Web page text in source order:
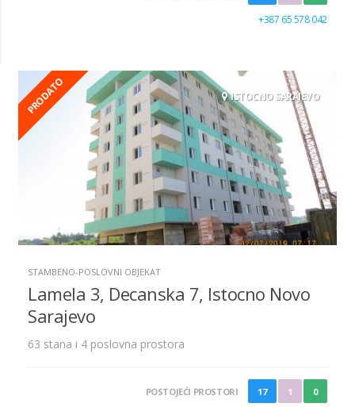
+387 65 578 042
PRODATO ISTOCNO SARAJEVO
STAMBENO-POSLOVNI OBJEKAT
Lamela 3, Decanska 7, Istocno Novo
Sarajevo
63 stana i 4 poslovna prostora
POSTOJEĆI PROSTORI 17 1 0